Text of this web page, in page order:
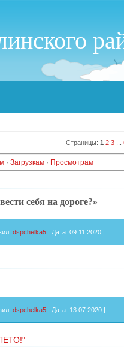
Страницы: 1 2 3
· Загрузкам · Просмотрам
себя на дороге?»
dspchelka5 | Дата: 09.11.2020 |
dspchelka5 | Дата: 13.07.2020 |